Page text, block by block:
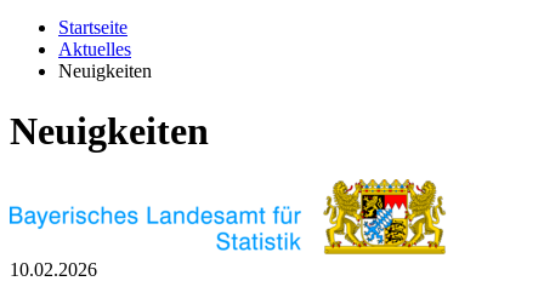
Startseite
Aktuelles
Neuigkeiten
Neuigkeiten
10.02.2026